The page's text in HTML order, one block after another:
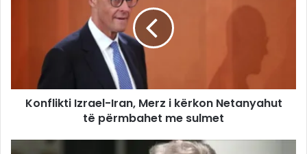
Konflikti Izrael-Iran, Merz i kërkon Netanyahut
të përmbahet me sulmet